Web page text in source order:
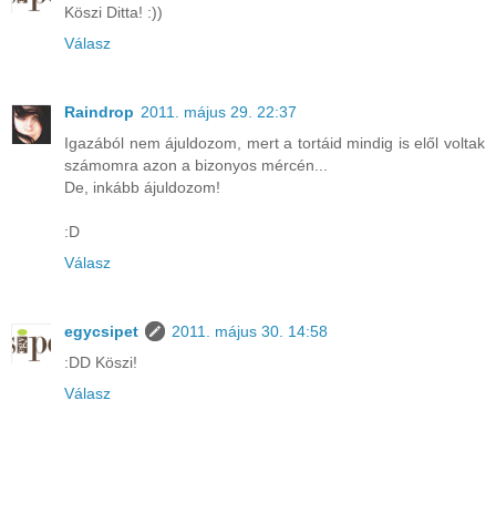
Köszi Ditta! :))
Válasz
Raindrop 2011. május 29. 22:37
Igazából nem ájuldozom, mert a tortáid mindig is elől voltak
számomra azon a bizonyos mércén...
De, inkább ájuldozom!
:D
Válasz
egycsipet
2011. május 30. 14:58
:DD Köszi!
Válasz